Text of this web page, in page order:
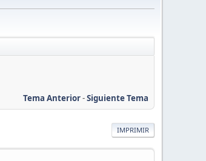
Tema Anterior-Siguiente Tema
IMPRIMIR